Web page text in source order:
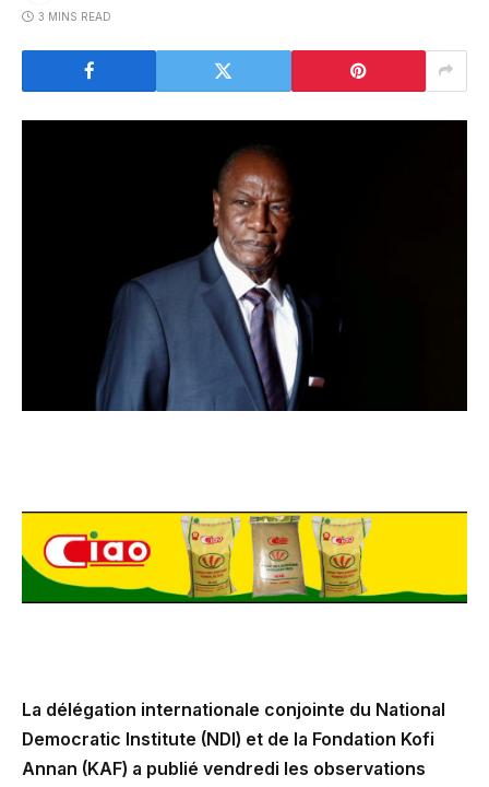
3 MINS READ
La délégation internationale conjointe du National
Democratic Institute (NDI) et de la Fondation Kofi
Annan (KAF) a publié vendredi les observations